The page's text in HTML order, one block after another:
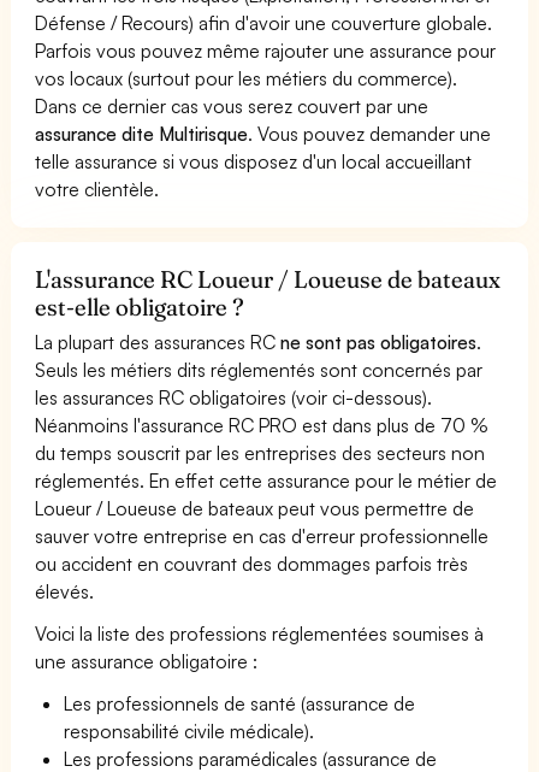
Défense / Recours) afin d'avoir une couverture globale.
Parfois vous pouvez même rajouter une assurance pour
vos locaux (surtout pour les métiers du commerce).
Dans ce dernier cas vous serez couvert par une
assurance dite Multirisque. Vous pouvez demander une
telle assurance si vous disposez d'un local accueillant
votre clientèle.
L'assurance RC Loueur / Loueuse de bateaux
est-elle obligatoire ?
La plupart des assurances RCne sont pas obligatoires.
Seuls les métiers dits réglementés sont concernés par
les assurances RC obligatoires (voir ci-dessous).
Néanmoins l'assurance RC PRO est dans plus de 70 %
du temps souscrit par les entreprises des secteurs non
réglementés. En effet cette assurance pour le métier de
Loueur / Loueuse de bateaux peut vous permettre de
sauver votre entreprise en cas d'erreur professionnelle
ou accident en couvrant des dommages parfois très
élevés.
Voici la liste des professions réglementées soumises à
une assurance obligatoire :
Les professionnels de santé (assurance de
responsabilité civile médicale).
Les professions paramédicales (assurance de